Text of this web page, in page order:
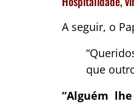
A seguir, o
que
“Alguém